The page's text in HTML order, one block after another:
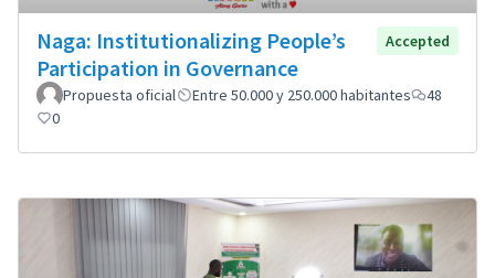
Naga: Institutionalizing People’s
Participation in Governance
Accepted
Propuesta oficial Entre 50.000 y 250.000 habitantes
48
0